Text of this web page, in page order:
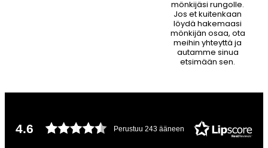
mönkijäsi rungolle.
Jos et kuitenkaan
löydä hakemaasi
mönkijän osaa, ota
meihin yhteyttä ja
autamme sinua
etsimään sen.
4.6 Perustuu 243 ääneen